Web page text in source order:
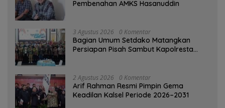
Pembenahan AMKS Hasanuddin
3 Agustus 2026 0 Komentar
Bagian Umum Setdako Matangkan
Persiapan Pisah Sambut Kapolresta
2 Agustus 2026 0 Komentar
Arif Rahman Resmi Pimpin Gema
Keadilan Kalsel Periode 2026–2031